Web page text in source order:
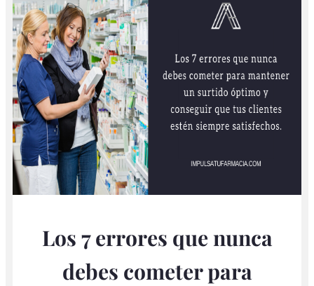
Los 7 errores que nunca
debes cometer para